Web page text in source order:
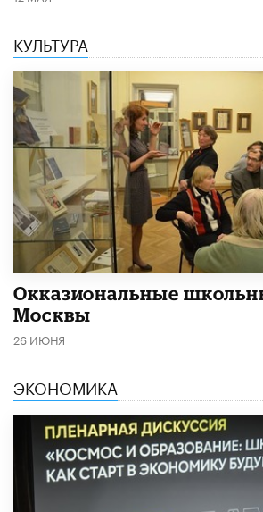
КУЛЬТУРА
​Окказиональные
Москвы
26 ИЮНЯ
ЭКОНОМИКА